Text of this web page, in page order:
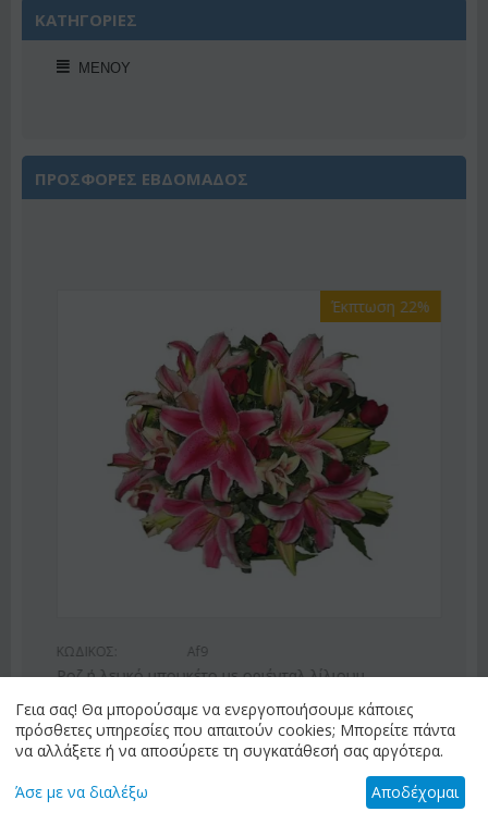
ΚΑΤΗΓΟΡΙΕΣ
ΜΕΝΟΎ
ΠΡΟΣΦΟΡΕΣ ΕΒΔΟΜΑΔΟΣ
Έκπτωση 22%
ΚΩΔΙΚΟΣ: Af9
Ροζ ή λευκό μπουκέτο με οριένταλ λίλιουμ
€55.00 €42.99
Γεια σας! Θα μπορούσαμε να ενεργοποιήσουμε κάποιες
πρόσθετες υπηρεσίες που απαιτούν cookies; Μπορείτε πάντα
να αλλάξετε ή να αποσύρετε τη συγκατάθεσή σας αργότερα.
Άσε με να διαλέξω Αποδέχομαι